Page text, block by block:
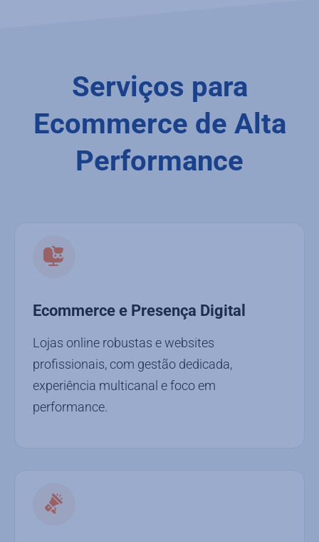
Serviços para
Ecommerce de Alta
Performance
Ecommerce e Presença Digital
Lojas online robustas e websites
profissionais, com gestão dedicada,
experiência multicanal e foco em
performance.